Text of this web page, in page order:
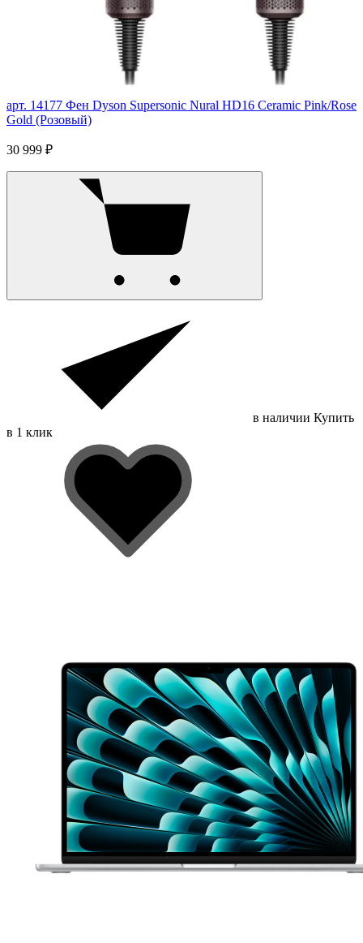
арт. 14177 Фен Dyson Supersonic Nural HD16 Ceramic Pink/Rose
Gold (Розовый)
30 999 ₽
в наличии Купить
в 1 клик